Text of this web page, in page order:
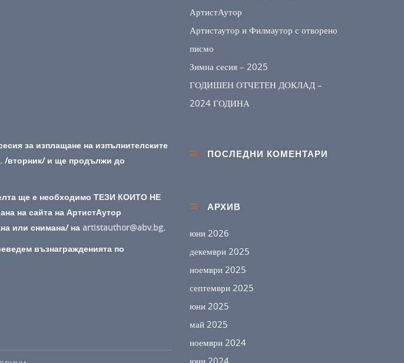
за изплащане на изпълнителските
/вторник/ и ще продължи до
ще е необходимо ТЕЗИ КОИТО НЕ
на сайта на АртистАутор
или снимана/ на artistauthor@abv.bg.
възнагражденията по
АртистАутор
Артистаутор и Филмаутор с отворено
писмо
Зимна сесия – 2025
ГОДИШЕН ОТЧЕТЕН ДОКЛАД –
2024 ГОДИНА
ПОСЛЕДНИ КОМЕНТАРИ
АРХИВ
юни 2026
декември 2025
ноември 2025
септември 2025
юни 2025
май 2025
ноември 2024
юни 2024